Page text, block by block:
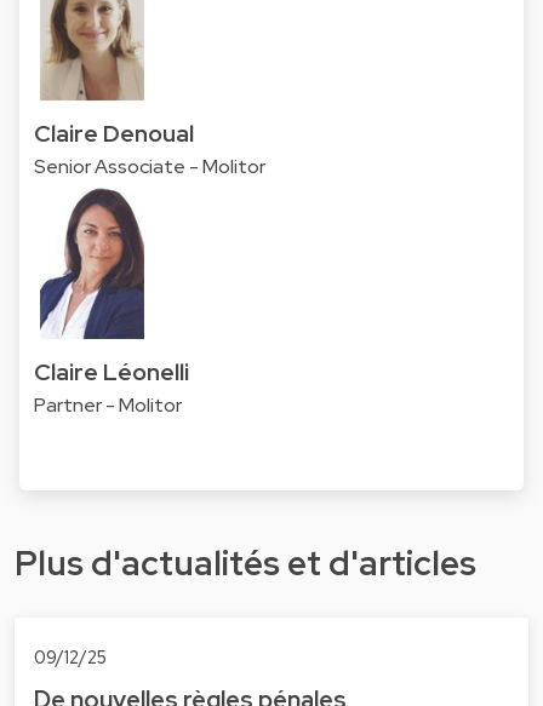
Claire Denoual
Senior Associate - Molitor
Claire Léonelli
Partner - Molitor
Plus d'actualités et d'articles
09/12/25
De nouvelles règles pénales